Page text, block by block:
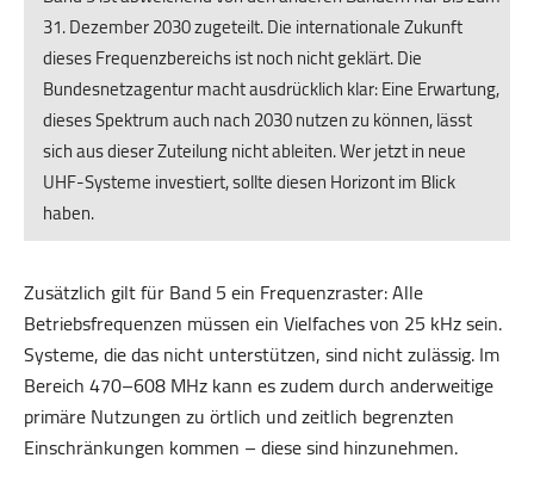
31. Dezember 2030 zugeteilt. Die internationale Zukunft
dieses Frequenzbereichs ist noch nicht geklärt. Die
Bundesnetzagentur macht ausdrücklich klar: Eine Erwartung,
dieses Spektrum auch nach 2030 nutzen zu können, lässt
sich aus dieser Zuteilung nicht ableiten. Wer jetzt in neue
UHF-Systeme investiert, sollte diesen Horizont im Blick
haben.
Zusätzlich gilt für Band 5 ein Frequenzraster: Alle
Betriebsfrequenzen müssen ein Vielfaches von 25 kHz sein.
Systeme, die das nicht unterstützen, sind nicht zulässig. Im
Bereich 470–608 MHz kann es zudem durch anderweitige
primäre Nutzungen zu örtlich und zeitlich begrenzten
Einschränkungen kommen – diese sind hinzunehmen.